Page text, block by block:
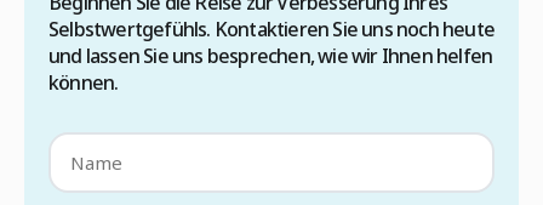
Selbstwertgefühls. Kontaktieren Sie uns noch heute
und lassen Sie uns besprechen, wie wir Ihnen helfen
können.